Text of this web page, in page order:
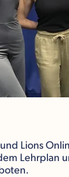
und Lions
Lehrplan